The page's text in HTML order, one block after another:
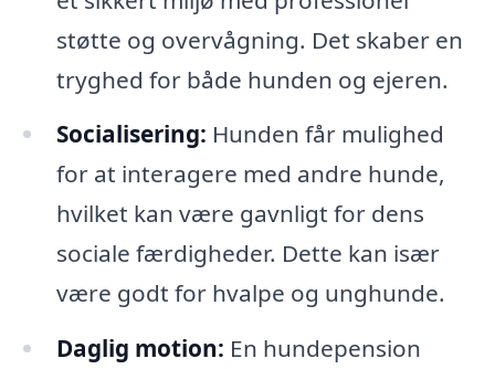
støtte og overvågning. Det skaber en
tryghed for både hunden og ejeren.
Socialisering: Hunden får mulighed
for at interagere med andre hunde,
hvilket kan være gavnligt for dens
sociale færdigheder. Dette kan især
være godt for hvalpe og unghunde.
Daglig motion: En hundepension